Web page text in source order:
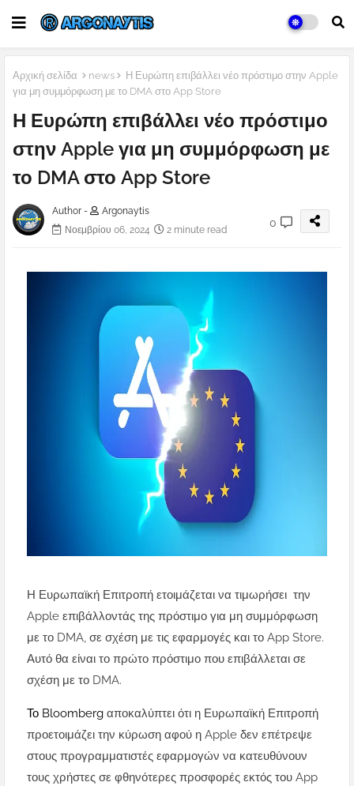
Αρχική σελίδα news
Η Ευρώπη επιβάλλει νέο πρόστιμο στην Apple
για μη συμμόρφωση με το DMA στο App Store
Η Ευρώπη επιβάλλει νέο πρόστιμο
στην Apple για μη συμμόρφωση με
το DMA στο App Store
Author -
Argonaytis
Νοεμβρίου 06, 2024
2 minute read
0
Η Ευρωπαϊκή Επιτροπή ετοιμάζεται να τιμωρήσει την
Apple επιβάλλοντάς της πρόστιμο για μη συμμόρφωση
με το DMA, σε σχέση με τις εφαρμογές και το App Store.
Αυτό θα είναι το πρώτο πρόστιμο που επιβάλλεται σε
σχέση με το DMA.
Το Bloomberg αποκαλύπτει ότι η Ευρωπαϊκή Επιτροπή
προετοιμάζει την κύρωση αφού η Apple δεν επέτρεψε
στους προγραμματιστές εφαρμογών να κατευθύνουν
τους χρήστες σε φθηνότερες προσφορές εκτός του App